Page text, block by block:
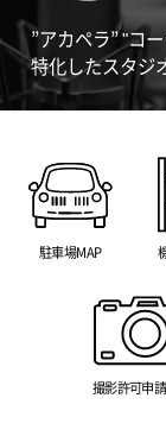
”アカペラ” "コ
特化したスタジ
駐車場MAP
撮影許可申